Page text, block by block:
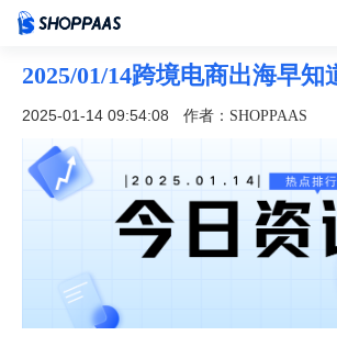
首页
定价
模板中心
合作伙伴
2025/01/14跨境电商出海早知
2025-01-14 09:54:08 作者：SHOPPAAS